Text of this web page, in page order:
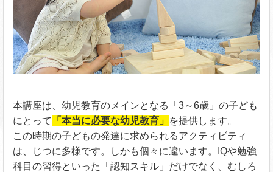
本講座は、幼児教育のメインとなる「3～6歳」の子ども
にとって
「本当に必要な幼児教育」
を提供します。
この時期の子どもの発達に求められるアクティビティ
は、じつに多様です。しかも個々に違います。IQや勉強
科目の習得といった「認知スキル」だけでなく、むしろ